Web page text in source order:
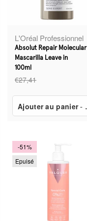
L'Oréal Professionnel
Absolut Repair Molecular
Mascarilla Leave in
100ml
€27,41
Ajouter au panier-
-51%
Epuisé